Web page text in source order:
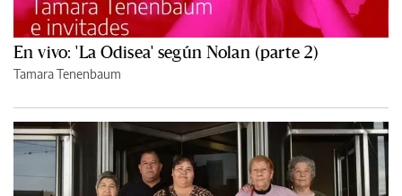
En vivo: 'La Odisea' según Nolan (parte 2)
Tamara Tenenbaum